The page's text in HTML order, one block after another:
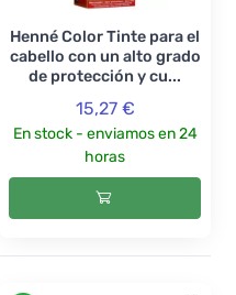
Henné Color Tinte para el
cabello con un alto grado
de protección y cu...
15,27 €
En stock - enviamos en 24
horas